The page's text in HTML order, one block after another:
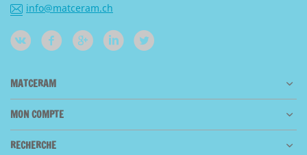
info@matceram.ch
MATCERAM
MON COMPTE
RECHERCHE